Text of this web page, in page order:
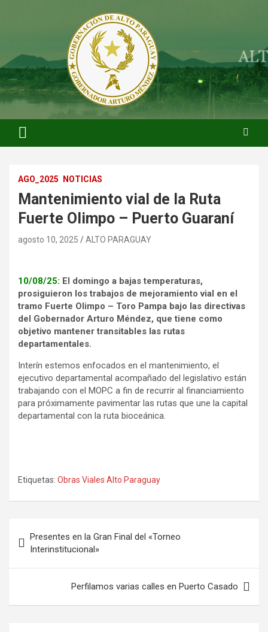
ARTUROMENDEZ.ORG
ARTURO MENDEZ GOBERNADOR 2023
AGO_2025 NOTICIAS
Mantenimiento vial de la Ruta
Fuerte Olimpo – Puerto Guaraní
agosto 10, 2025 ALTO PARAGUAY
10/08/25: El domingo a bajas temperaturas,
prosiguieron los trabajos de mejoramiento vial en el
tramo Fuerte Olimpo – Toro Pampa bajo las directivas
del Gobernador Arturo Méndez, que tiene como
objetivo mantener transitables las rutas
departamentales.
Interín estemos enfocados en el mantenimiento, el
ejecutivo departamental acompañado del legislativo están
trabajando con el MOPC a fin de recurrir al financiamiento
para próximamente pavimentar las rutas que une la capital
departamental con la ruta bioceánica.
Etiquetas: Obras Viales Alto Paraguay
de
entradas
Presentes en la Gran Final del «Torneo
Interinstitucional»
Perfilamos varias calles en Puerto Casado